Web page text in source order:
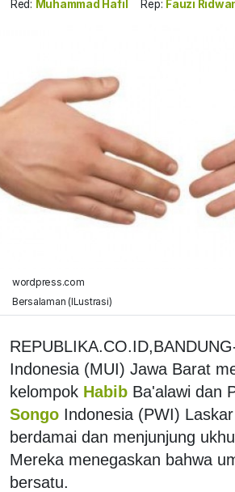
Red: Muhammad Hafil Rep: Fauzi
wordpress.com
Bersalaman (ILustrasi)
Indonesia (MUI) Jawa Barat
kelompok Habib Ba'alawi dan
Songo Indonesia (PWI)
berdamai dan menjunjung
Mereka menegaskan bahwa
bersatu.